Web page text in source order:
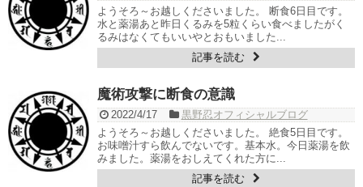
ようそろ～お越しくださいました。 断食6日目です。
水と薬湯あと昨日くるみを5粒くらい食べましたがく
るみはなくてもいいやとおもいました...
記事を読む
魔術攻撃に断食の意識
2022/4/17
黒野忍オフィシャルブログ
ようそろ～お越しくださいました。 絶食5日目です。
お味噌汁すら飲んでないです。基本水。今日薬湯を飲
みました。薬湯をおしえてくれた方に...
記事を読む